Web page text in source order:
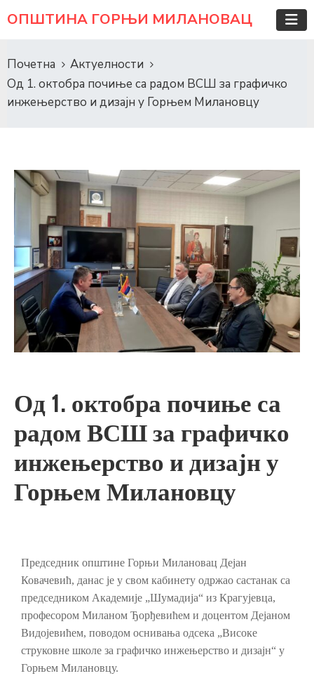
ОПШТИНА ГОРЊИ МИЛАНОВАЦ
Почетна
Актуелности
Од 1. октобра почиње са радом ВСШ за графичко
инжењерство и дизајн у Горњем Милановцу
Од 1. октобра почиње са
радом ВСШ за графичко
инжењерство и дизајн у
Горњем Милановцу
Председник општине Горњи Милановац Дејан
Ковачевић, данас је у свом кабинету одржао састанак са
председником Академије „Шумадија“ из Крагујевца,
професором Миланом Ђорђевићем и доцентом Дејаном
Видојевићем, поводом оснивања одсека „Високе
струковне школе за графичко инжењерство и дизајн“ у
Горњем Милановцу.